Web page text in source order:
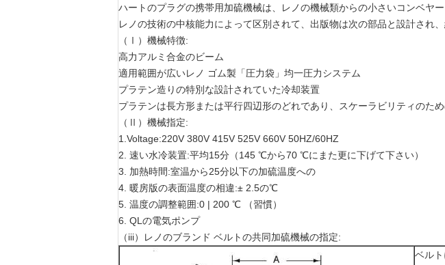
ハートのプラグの携帯用加硫機械は、レノの機械類からの小さいコンベヤ
レノの技術の中核能力によって区別されて、出版物は次の部品と設計され
（Ⅰ）機械特徴:
高力アルミ合金のビーム
適用範囲が広いレノ ゴム製「圧力袋」均一圧力システム
プラテン造りの特別な設計されていた冷却装置
プラテンは長方形または平行四辺形のどれであり、スケーラビリティのた
（Ⅱ）機械指定:
1.Voltage:220V 380V 415V 525V 660V 50HZ/60HZ
2. 速い水冷装置:平均15分（145 ℃から70 ℃にまた更に下げて下さい）
3. 加熱時間:室温から25分以下の加硫温度への
4. 暖房版の表面温度の相違:± 2.5の℃
5. 温度の調整範囲:0 | 200 ℃ （習慣）
6. QLの電気ポンプ
（iii）レノのブランド ベルトの共同加硫機械の指定:
ベル